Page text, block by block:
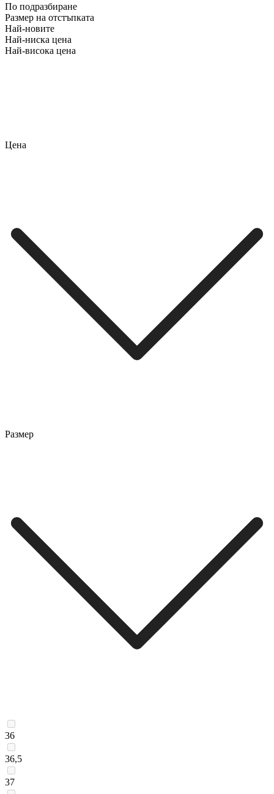
По подразбиране
Размер на отстъпката
Най-новите
Най-ниска цена
Най-висока цена
Цена
Размер
36
36,5
37